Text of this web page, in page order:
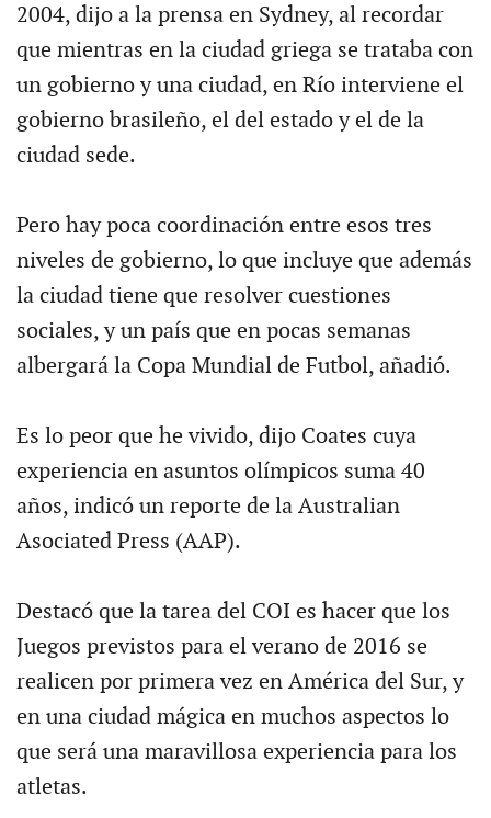
2004, dijo a la prensa en Sydney, al recordar
que mientras en la ciudad griega se trataba con
un gobierno y una ciudad, en Río interviene el
gobierno brasileño, el del estado y el de la
ciudad sede.
Pero hay poca coordinación entre esos tres
niveles de gobierno, lo que incluye que además
la ciudad tiene que resolver cuestiones
sociales, y un país que en pocas semanas
albergará la Copa Mundial de Futbol, añadió.
Es lo peor que he vivido, dijo Coates cuya
experiencia en asuntos olímpicos suma 40
años, indicó un reporte de la Australian
Asociated Press (AAP).
Destacó que la tarea del COI es hacer que los
Juegos previstos para el verano de 2016 se
realicen por primera vez en América del Sur, y
en una ciudad mágica en muchos aspectos lo
que será una maravillosa experiencia para los
atletas.